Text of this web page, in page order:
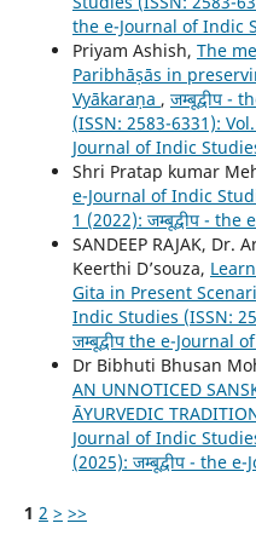
the e-Journal of Indic
Priyam Ashish, The
Paribhāṣās in
Vyākaraṇa , जम्बूद्वीप -
(ISSN: 2583-6331):
Journal of Indic
Shri Pratap kumar
e-Journal of Indic
1 (2022): जम्बूद्वीप -
SANDEEP RAJAK,
Keerthi D’souza,
Gita in Present
Indic Studies (ISSN:
जम्बूद्वीप the e-Journal
Dr Bibhuti Bhusan
AN UNNOTICED
ĀYURVEDIC
Journal of Indic
(2025): जम्बूद्वीप - the
1 2 > >>